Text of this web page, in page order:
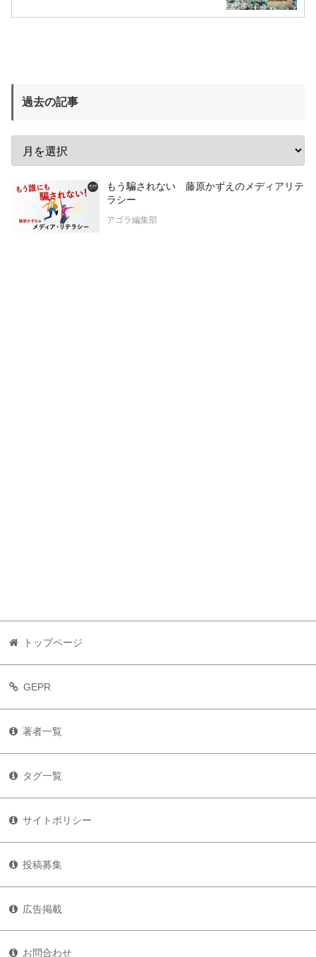
過去の記事
もう騙されない 藤原かずえのメディアリテ
ラシー
アゴラ編集部
トップページ
GEPR
著者一覧
タグ一覧
サイトポリシー
投稿募集
広告掲載
お問合わせ